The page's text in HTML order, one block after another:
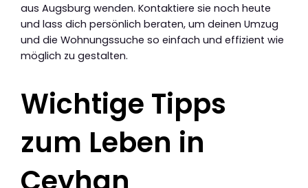
aus Augsburg wenden. Kontaktiere sie noch heute
und lass dich persönlich beraten, um deinen Umzug
und die Wohnungssuche so einfach und effizient wie
möglich zu gestalten.
Wichtige Tipps
zum Leben in